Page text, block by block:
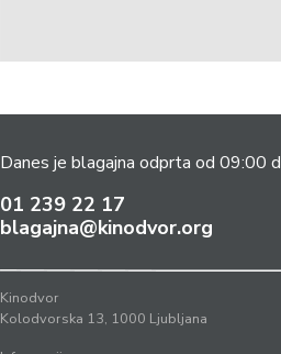
Danes je blagajna odprta od 09:00
01 239 22 17
blagajna@kinodvor.org
Kinodvor
Kolodvorska 13, 1000 Ljubljana